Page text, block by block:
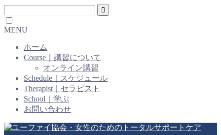
MENU
ホーム
Course｜講習について
オンライン講習
Schedule｜スケジュール
Therapist｜セラピスト
School｜学ぶ
お問い合わせ